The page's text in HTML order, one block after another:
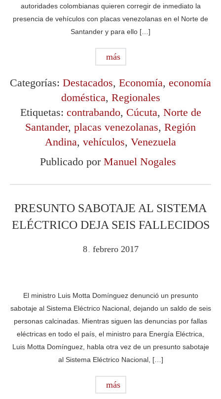
autoridades colombianas quieren corregir de inmediato la
presencia de vehículos con placas venezolanas en el Norte de
Santander y para ello […]
más
Categorías: Destacados, Economía, economía
doméstica, Regionales
Etiquetas: contrabando, Cúcuta, Norte de
Santander, placas venezolanas, Región
Andina, vehículos, Venezuela
Publicado por Manuel Nogales
PRESUNTO SABOTAJE AL SISTEMA
ELÉCTRICO DEJA SEIS FALLECIDOS
8 . febrero 2017
El ministro Luis Motta Domínguez denunció un presunto
sabotaje al Sistema Eléctrico Nacional, dejando un saldo de seis
personas calcinadas. Mientras siguen las denuncias por fallas
eléctricas en todo el país, el ministro para Energía Eléctrica,
Luis Motta Domínguez, habla otra vez de un presunto sabotaje
al Sistema Eléctrico Nacional, […]
más